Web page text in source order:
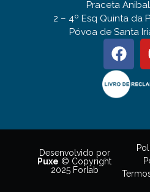
Praceta
2 – 4º Esq Quinta da
Póvoa de Santa
Desenvolvido por
Puxe © Copyright
2025 Forlab